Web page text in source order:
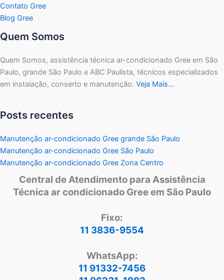
Contato Gree
Blog Gree
Quem Somos
Quem Somos, assistência técnica ar-condicionado Gree em São
Paulo, grande São Paulo e ABC Paulista, técnicos especializados
em instalação, conserto e manutenção. Veja Mais…
Posts recentes
Manutenção ar-condicionado Gree grande São Paulo
Manutenção ar-condicionado Gree São Paulo
Manutenção ar-condicionado Gree Zona Centro
Central de Atendimento para Assistência
Técnica ar condicionado Gree em São Paulo
Fixo:
11 3836-9554
WhatsApp:
11 91332-7456